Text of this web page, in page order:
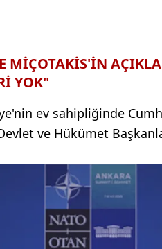
MİÇOTAKİS'İN
YOK"
ev sahipliğinde
ve Hükümet